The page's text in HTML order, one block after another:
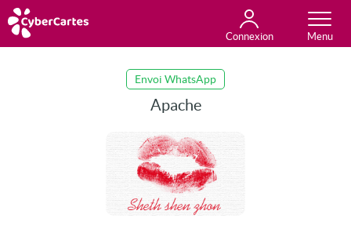
Connexion
Toutes les cartes
Envoi WhatsApp
Apache